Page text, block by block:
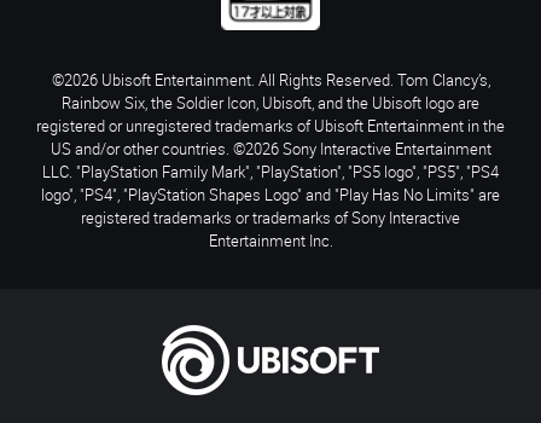
©2026 Ubisoft Entertainment. All Rights Reserved. Tom Clancy’s,
Rainbow Six, the Soldier Icon, Ubisoft, and the Ubisoft logo are
registered or unregistered trademarks of Ubisoft Entertainment in the
US and/or other countries. ©2026 Sony Interactive Entertainment
LLC. "PlayStation Family Mark", "PlayStation", "PS5 logo", "PS5", "PS4
logo", "PS4", "PlayStation Shapes Logo" and "Play Has No Limits" are
registered trademarks or trademarks of Sony Interactive
Entertainment Inc.